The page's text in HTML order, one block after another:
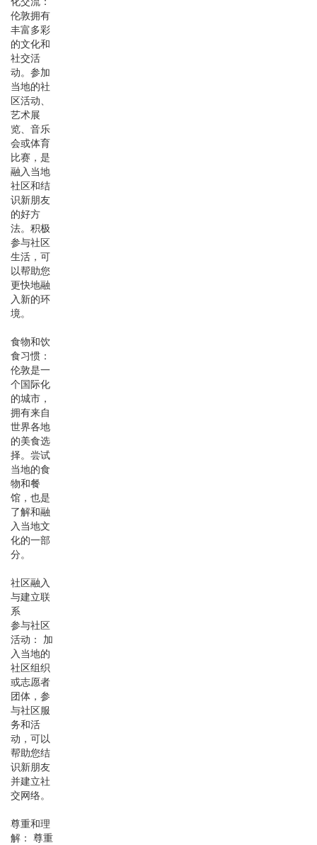
伦敦拥有
丰富多彩
的文化和
社交活
动。参加
当地的社
区活动、
艺术展
览、音乐
会或体育
比赛，是
融入当地
社区和结
识新朋友
的好方
法。积极
参与社区
生活，可
以帮助您
更快地融
入新的环
境。
食物和饮
食习惯：
伦敦是一
个国际化
的城市，
拥有来自
世界各地
的美食选
择。尝试
当地的食
物和餐
馆，也是
了解和融
入当地文
化的一部
分。
社区融入
与建立联
系
参与社区
活动： 加
入当地的
社区组织
或志愿者
团体，参
与社区服
务和活
动，可以
帮助您结
识新朋友
并建立社
交网络。
尊重和理
解： 尊重